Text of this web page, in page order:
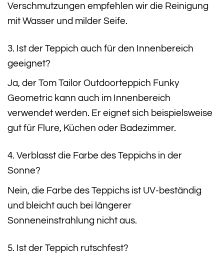
Verschmutzungen empfehlen wir die Reinigung
mit Wasser und milder Seife.
3. Ist der Teppich auch für den Innenbereich
geeignet?
Ja, der Tom Tailor Outdoorteppich Funky
Geometric kann auch im Innenbereich
verwendet werden. Er eignet sich beispielsweise
gut für Flure, Küchen oder Badezimmer.
4. Verblasst die Farbe des Teppichs in der
Sonne?
Nein, die Farbe des Teppichs ist UV-beständig
und bleicht auch bei längerer
Sonneneinstrahlung nicht aus.
5. Ist der Teppich rutschfest?